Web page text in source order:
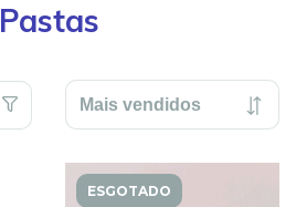
Pastas
ESGOTADO